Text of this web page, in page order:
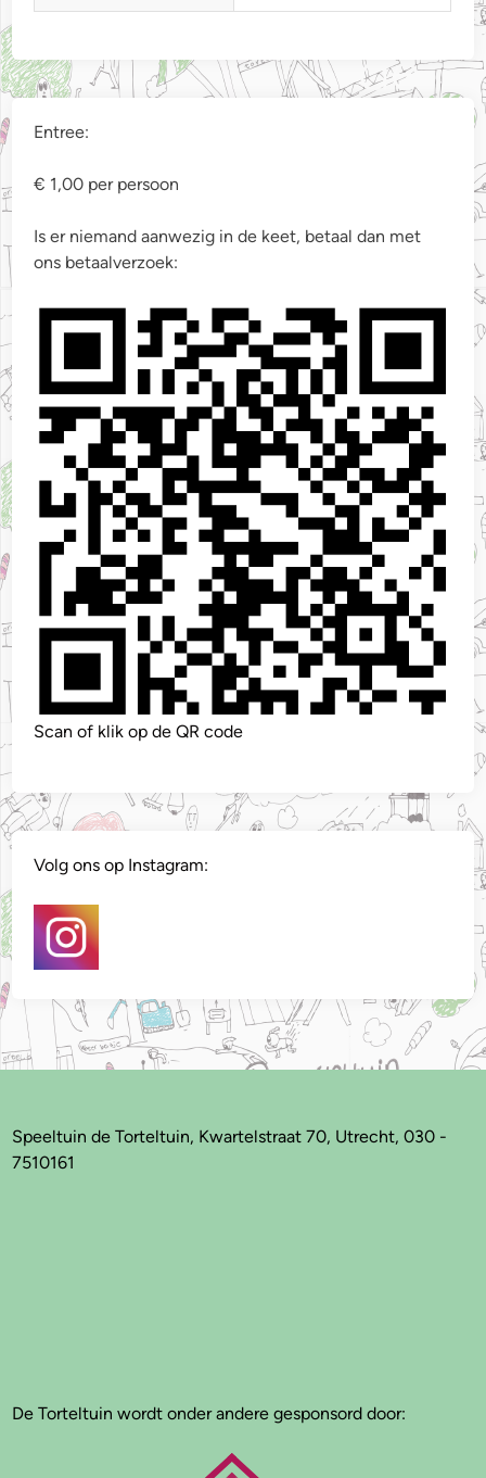
Entree:
€ 1,00 per persoon
Is er niemand aanwezig in de keet, betaal dan met
ons betaalverzoek:
Scan of klik op de QR code
Volg ons op Instagram:
Speeltuin de Torteltuin, Kwartelstraat 70, Utrecht, 030 -
7510161
De Torteltuin wordt onder andere gesponsord door: